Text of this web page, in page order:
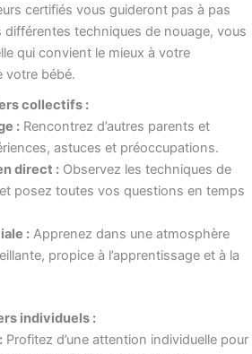
certifiés vous guideront pas à pas
différentes techniques de nouage, vous
qui convient le mieux à votre
votre bébé.
collectifs :
:Rencontrez d’autres parents et
astuces et préoccupations.
direct :Observez les techniques de
posez toutes vos questions en temps
:Apprenez dans une atmosphère
propice à l’apprentissage et à la
individuels :
Profitez d’une attention individuelle pour